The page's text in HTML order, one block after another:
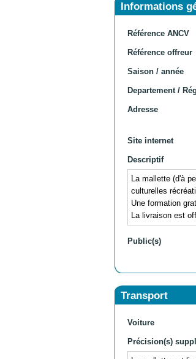
Informations
Référence ANCV
Référence offreur
Saison / année
Departement /
Adresse
Site internet
Descriptif
La mallette (d'à
culturelles
Une formation
La livraison est
Public(s)
Transport
Voiture
Précision(s)